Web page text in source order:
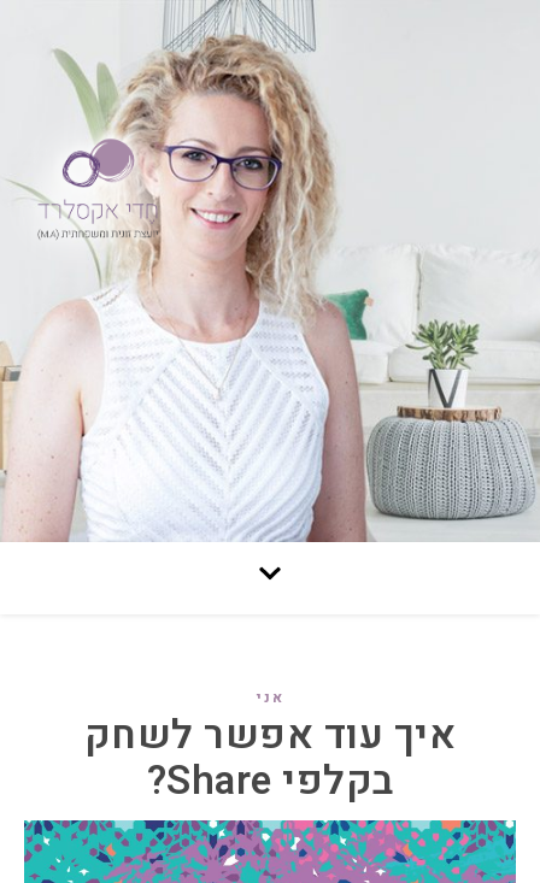
אני
איך עוד אפשר לשחק
בקלפי Share?